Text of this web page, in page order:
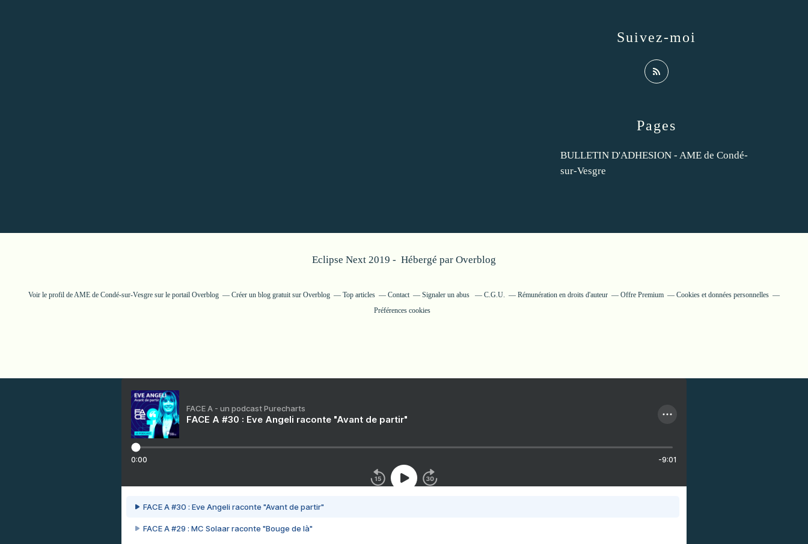
Pages
BULLETIN D'ADHESION - AME de Condé-
sur-Vesgre
Suivez-moi
Eclipse Next 2019 - Hébergé par Overblog
Voir le profil deAME de Condé-sur-Vesgre sur le portail Overblog Créer un blog gratuit sur Overblog Top articles Contact Signaler un abus C.G.U. Rémunération en droits d'auteur Offre Premium
Cookies et données personnelles
Préférences cookies
FACE A - un podcast Purecharts
FACE A #30 : Eve Angeli raconte "Avant de partir"
0:00 -9:01
FACE A #30 : Eve Angeli raconte "Avant de partir"
FACE A #29 : MC Solaar raconte "Bouge de là"